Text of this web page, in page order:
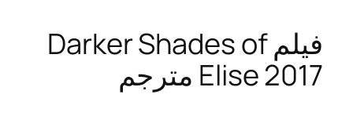
فيلم Darker Shades of
Elise 2017 مترجم